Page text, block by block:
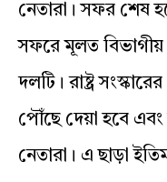
নেতারা। সফর শেষ
সফরে মূলত বিভাগীয়
দলটি। রাষ্ট্র
পৌঁছে দেয়া হবে
নেতারা। এ ছাড়া